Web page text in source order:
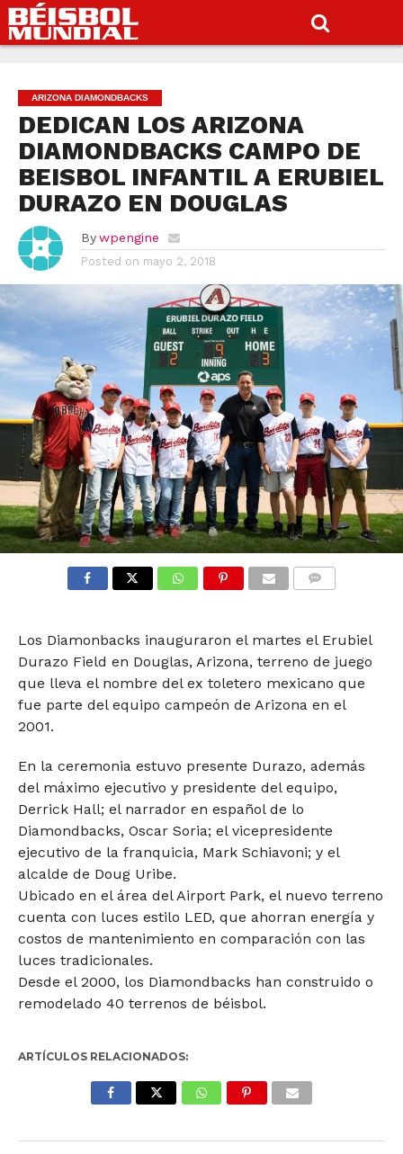
ARIZONA DIAMONDBACKS
DEDICAN LOS ARIZONA
DIAMONDBACKS CAMPO DE
BEISBOL INFANTIL A ERUBIEL
DURAZO EN DOUGLAS
By wpengine
Posted on mayo 2, 2018
Los Diamonbacks inauguraron el martes el Erubiel
Durazo Field en Douglas, Arizona, terreno de juego
que lleva el nombre del ex toletero mexicano que
fue parte del equipo campeón de Arizona en el
2001.
En la ceremonia estuvo presente Durazo, además
del máximo ejecutivo y presidente del equipo,
Derrick Hall; el narrador en español de lo
Diamondbacks, Oscar Soria; el vicepresidente
ejecutivo de la franquicia, Mark Schiavoni; y el
alcalde de Doug Uribe.
Ubicado en el área del Airport Park, el nuevo terreno
cuenta con luces estilo LED, que ahorran energía y
costos de mantenimiento en comparación con las
luces tradicionales.
Desde el 2000, los Diamondbacks han construido o
remodelado 40 terrenos de béisbol.
ARTÍCULOS RELACIONADOS: